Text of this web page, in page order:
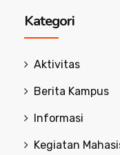
Kategori
Aktivitas
Berita Kampus
Informasi
Kegiatan